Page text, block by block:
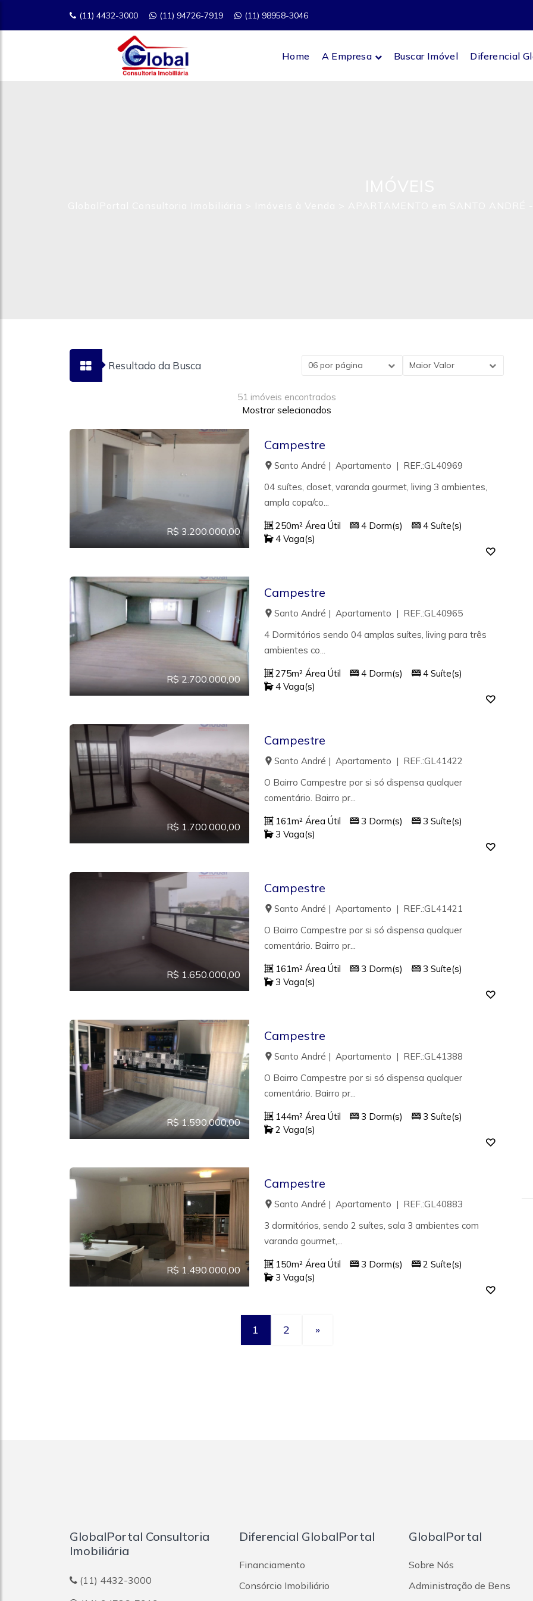
(11) 4432-3000 (11) 94726-7919 (11) 98958-3046
Home A Empresa Buscar Imóvel Diferencial
Resultado da Busca Maior Valor
06 por página
51 imóveis encontrados
Mostrar selecionados
R$ 3.200.000,00
Campestre
Santo André | Apartamento | REF.:GL40969
04 suítes, closet, varanda gourmet, living 3 ambientes,
ampla copa/co...
250m² Área Útil 4 Dorm(s)
4 Suíte(s)
4 Vaga(s)
R$ 2.700.000,00
Campestre
Santo André | Apartamento | REF.:GL40965
4 Dormitórios sendo 04 amplas suítes, living para três
ambientes co...
275m² Área Útil 4 Dorm(s)
4 Suíte(s)
4 Vaga(s)
R$ 1.700.000,00
Campestre
Santo André | Apartamento | REF.:GL41422
O Bairro Campestre por si só dispensa qualquer
comentário. Bairro pr...
161m² Área Útil 3 Dorm(s)
3 Suíte(s)
3 Vaga(s)
R$ 1.650.000,00
Campestre
Santo André | Apartamento | REF.:GL41421
O Bairro Campestre por si só dispensa qualquer
comentário. Bairro pr...
161m² Área Útil 3 Dorm(s)
3 Suíte(s)
3 Vaga(s)
R$ 1.590.000,00
Campestre
Santo André | Apartamento | REF.:GL41388
O Bairro Campestre por si só dispensa qualquer
comentário. Bairro pr...
144m² Área Útil 3 Dorm(s)
3 Suíte(s)
2 Vaga(s)
R$ 1.490.000,00
Campestre
Santo André | Apartamento | REF.:GL40883
3 dormitórios, sendo 2 suítes, sala 3 ambientes com
varanda gourmet,...
150m² Área Útil 3 Dorm(s)
2 Suíte(s)
3 Vaga(s)
1 2 »
GlobalPortal Consultoria
Imobiliária
(11) 4432-3000
Diferencial GlobalPortal
Financiamento
Consórcio Imobiliário
GlobalPortal
Sobre Nós
Administração de Bens